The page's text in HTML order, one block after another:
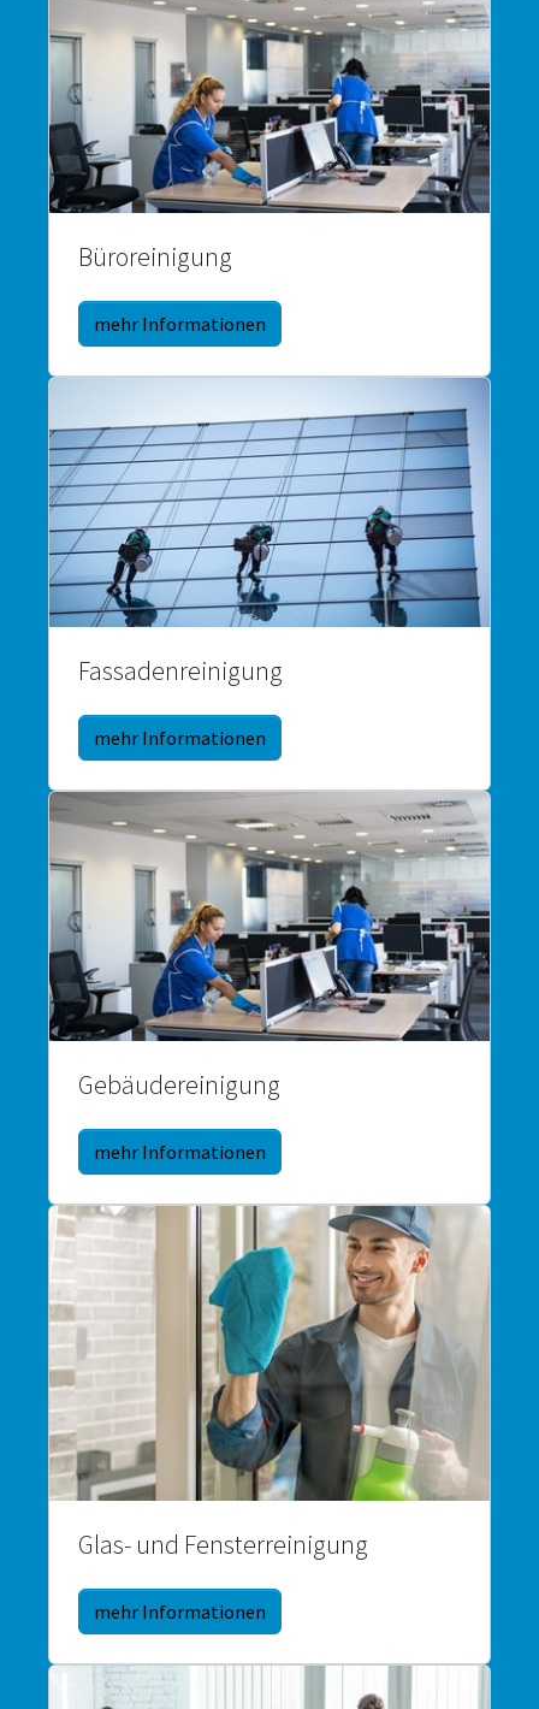
Büroreinigung
mehr Informationen
Fassadenreinigung
mehr Informationen
Gebäudereinigung
mehr Informationen
Glas- und Fensterreinigung
mehr Informationen